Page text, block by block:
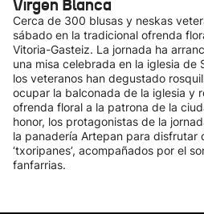
Virgen Blanca
Cerca de 300 blusas y neskas
sábado en la tradicional ofrenda
Vitoria-Gasteiz. La jornada ha
una misa celebrada en la iglesia de
los veteranos han degustado
ocupar la balconada de la iglesia y
ofrenda floral a la patrona de la
honor, los protagonistas de la
la panadería Artepan para disfrutar
‘txoripanes’, acompañados por el
fanfarrias.